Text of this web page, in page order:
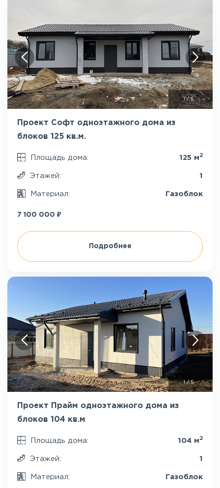
1/5
Проект Софт одноэтажного дома из
блоков 125 кв.м.
Площадь дома: 125 м 2
Этажей: 1
Материал: Газоблок
7 100 000 ₽
Подробнее
1/5
Проект Прайм одноэтажного дома из
блоков 104 кв.м
Площадь дома: 104 м 2
Этажей: 1
Материал: Газоблок